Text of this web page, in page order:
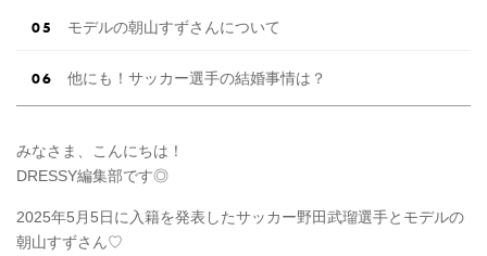
モデルの朝山すずさんについて
他にも！サッカー選手の結婚事情は？
みなさま、こんにちは！
DRESSY編集部です◎
2025年5月5日に入籍を発表したサッカー野田武瑠選手とモデルの
朝山すずさん♡